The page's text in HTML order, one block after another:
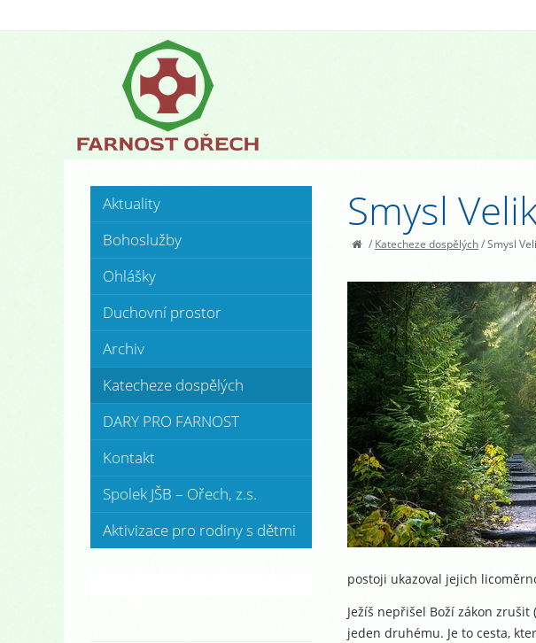
Smysl
/ Katecheze dospělých/Smysl
postoji ukazoval jejich
Ježíš nepřišel Boží zákon
jeden druhému. Je to cesta,
Aktuality
Bohoslužby
Ohlášky
Duchovní prostor
Archiv
Katecheze dospělých
DARY PRO FARNOST
Kontakt
Spolek JŠB – Ořech, z.s.
Aktivizace pro rodiny s dětmi